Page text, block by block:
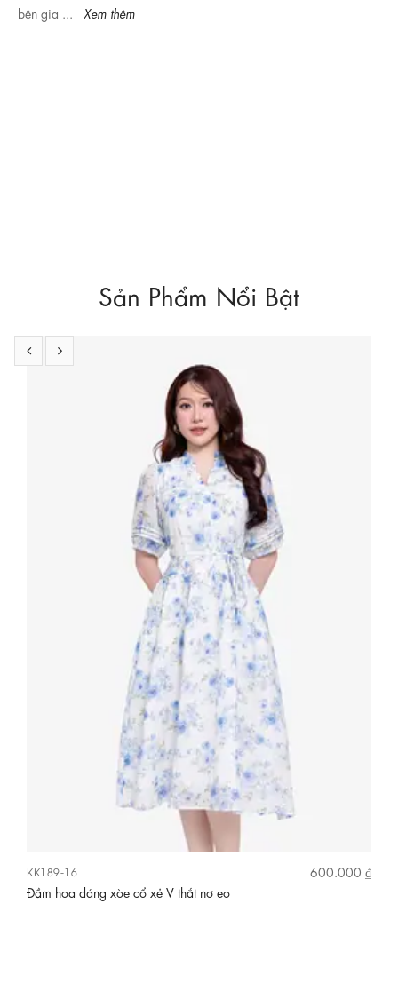
bên gia ...
Xem thêm
Sản Phẩm Nổi Bật
KK189-16
600.000 ₫
Đầm hoa dáng xòe cổ xẻ V thắt nơ eo